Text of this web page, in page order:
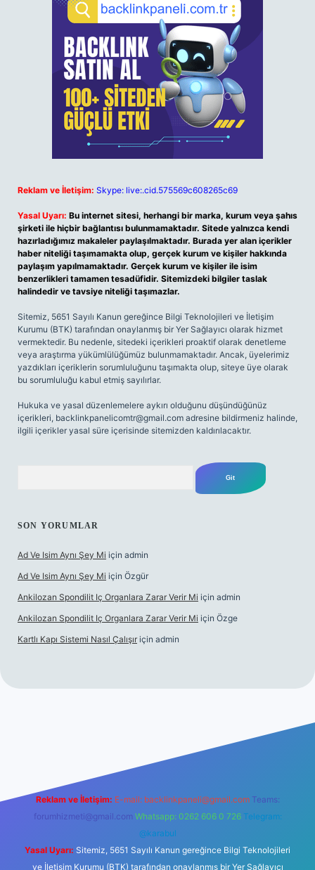
Reklam ve İletişim: Skype: live:.cid.575569c608265c69
Yasal Uyarı: Bu internet sitesi, herhangi bir marka, kurum veya şahıs
şirketi ile hiçbir bağlantısı bulunmamaktadır. Sitede yalnızca kendi
hazırladığımız makaleler paylaşılmaktadır. Burada yer alan içerikler
haber niteliği taşımamakta olup, gerçek kurum ve kişiler hakkında
paylaşım yapılmamaktadır. Gerçek kurum ve kişiler ile isim
benzerlikleri tamamen tesadüfidir. Sitemizdeki bilgiler taslak
halindedir ve tavsiye niteliği taşımazlar.
Sitemiz, 5651 Sayılı Kanun gereğince Bilgi Teknolojileri ve İletişim
Kurumu (BTK) tarafından onaylanmış bir Yer Sağlayıcı olarak hizmet
vermektedir. Bu nedenle, sitedeki içerikleri proaktif olarak denetleme
veya araştırma yükümlülüğümüz bulunmamaktadır. Ancak, üyelerimiz
yazdıkları içeriklerin sorumluluğunu taşımakta olup, siteye üye olarak
bu sorumluluğu kabul etmiş sayılırlar.
Hukuka ve yasal düzenlemelere aykırı olduğunu düşündüğünüz
içerikleri, backlinkpanelicomtr@gmail.com adresine bildirmeniz halinde,
ilgili içerikler yasal süre içerisinde sitemizden kaldırılacaktır.
SON YORUMLAR
Ad Ve Isim Aynı Şey Mi için admin
Ad Ve Isim Aynı Şey Mi için Özgür
Ankilozan Spondilit Iç Organlara Zarar Verir Mi için admin
Ankilozan Spondilit Iç Organlara Zarar Verir Mi için Özge
Kartlı Kapı Sistemi Nasıl Çalışır için admin
Reklam ve İletişim: E-mail: backlinkpaneli@gmail.com Teams:
forumhizmeti@gmail.com Whatsapp: 0262 606 0 726 Telegram:
@karabul
Yasal Uyarı: Sitemiz, 5651 Sayılı Kanun gereğince Bilgi Teknolojileri
ve İletişim Kurumu (BTK) tarafından onaylanmış bir Yer Sağlayıcı